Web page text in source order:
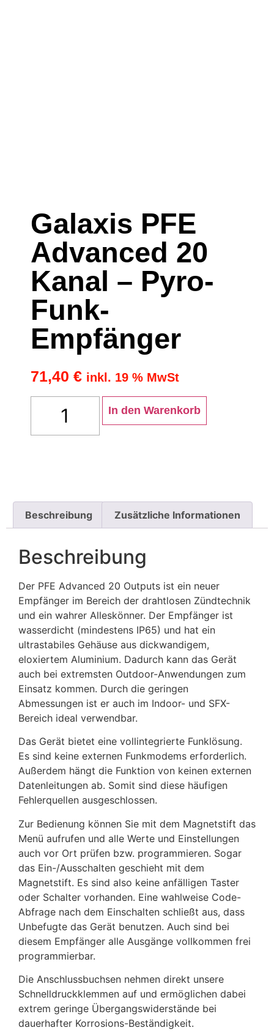
Galaxis PFE
Advanced 20
Kanal – Pyro-
Funk-
Empfänger
71,40 € inkl. 19 % MwSt
In den Warenkorb
Beschreibung Zusätzliche Informationen
Beschreibung
Der PFE Advanced 20 Outputs ist ein neuer
Empfänger im Bereich der drahtlosen Zündtechnik
und ein wahrer Alleskönner. Der Empfänger ist
wasserdicht (mindestens IP65) und hat ein
ultrastabiles Gehäuse aus dickwandigem,
eloxiertem Aluminium. Dadurch kann das Gerät
auch bei extremsten Outdoor-Anwendungen zum
Einsatz kommen. Durch die geringen
Abmessungen ist er auch im Indoor- und SFX-
Bereich ideal verwendbar.
Das Gerät bietet eine vollintegrierte Funklösung.
Es sind keine externen Funkmodems erforderlich.
Außerdem hängt die Funktion von keinen externen
Datenleitungen ab. Somit sind diese häufigen
Fehlerquellen ausgeschlossen.
Zur Bedienung können Sie mit dem Magnetstift das
Menü aufrufen und alle Werte und Einstellungen
auch vor Ort prüfen bzw. programmieren. Sogar
das Ein-/Ausschalten geschieht mit dem
Magnetstift. Es sind also keine anfälligen Taster
oder Schalter vorhanden. Eine wahlweise Code-
Abfrage nach dem Einschalten schließt aus, dass
Unbefugte das Gerät benutzen. Auch sind bei
diesem Empfänger alle Ausgänge vollkommen frei
programmierbar.
Die Anschlussbuchsen nehmen direkt unsere
Schnelldruckklemmen auf und ermöglichen dabei
extrem geringe Übergangswiderstände bei
dauerhafter Korrosions-Beständigkeit.